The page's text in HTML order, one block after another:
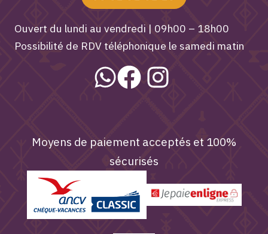
Ouvert du lundi au vendredi | 09h00 – 18h00
Possibilité de RDV téléphonique le samedi matin
Moyens de paiement acceptés et 100%
sécurisés